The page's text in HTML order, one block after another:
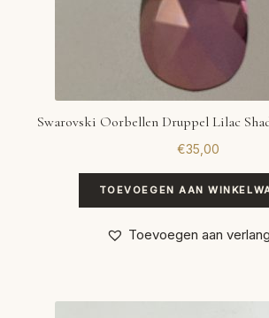
Swarovski Oorbellen Druppel Lilac
€35,00
TOEVOEGEN AAN
Toevoegen aan